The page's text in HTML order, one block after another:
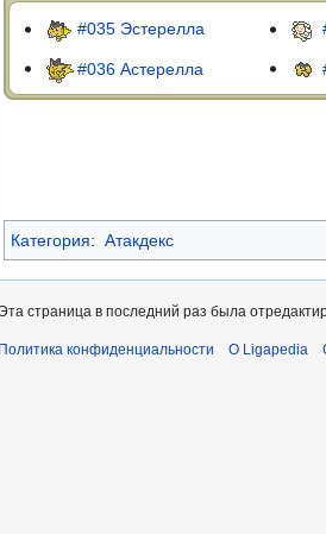
#035 Эстерелла
#036 Астерелла
Категория: Атакдекс
страница в последний раз была
Политика конфиденциальности О Ligapedia